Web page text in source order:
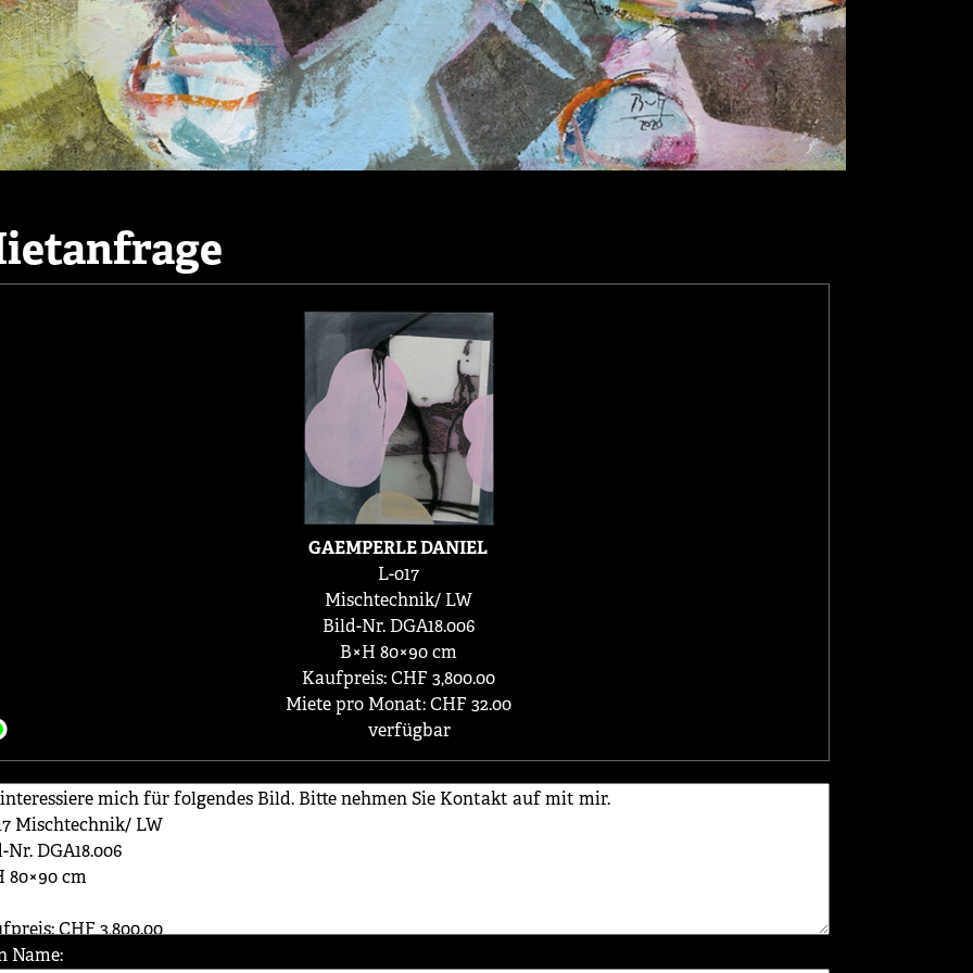
GAEMPERLE DANIEL
L-017
Mischtechnik/ LW
Bild-Nr. DGA18.006
B×H 80×90 cm
Kaufpreis: CHF 3,800.00
Miete pro Monat: CHF 32.00
verfügbar
Name: